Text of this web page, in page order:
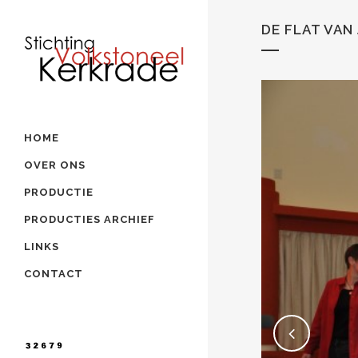
HOME
OVER ONS
PRODUCTIE
PRODUCTIES ARCHIEF
LINKS
CONTACT
DE FLAT VAN